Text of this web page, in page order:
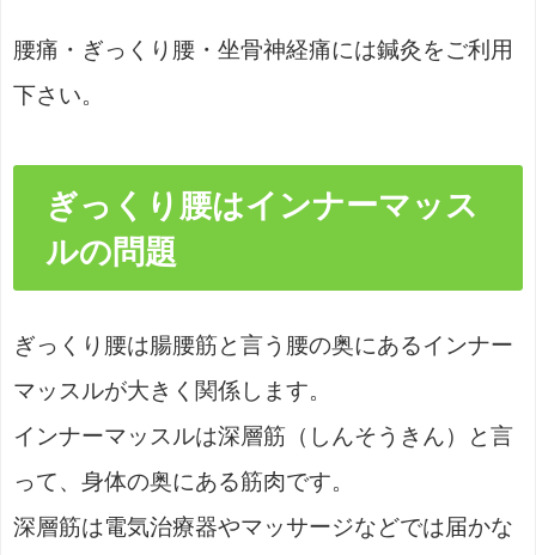
腰痛・ぎっくり腰・坐骨神経痛には鍼灸をご利用
下さい。
ぎっくり腰はインナーマッス
ルの問題
ぎっくり腰は腸腰筋と言う腰の奥にあるインナー
マッスルが大きく関係します。
インナーマッスルは深層筋（しんそうきん）と言
って、身体の奥にある筋肉です。
深層筋は電気治療器やマッサージなどでは届かな